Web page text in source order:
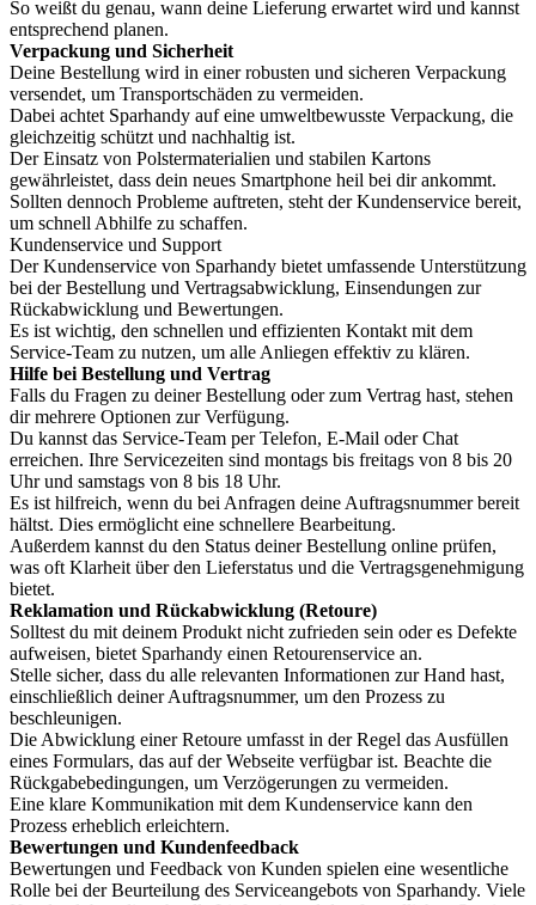
So weißt du genau, wann deine Lieferung erwartet wird und kannst
entsprechend planen.
Verpackung und Sicherheit
Deine Bestellung wird in einer robusten und sicheren Verpackung
versendet, um Transportschäden zu vermeiden.
Dabei achtet Sparhandy auf eine umweltbewusste Verpackung, die
gleichzeitig schützt und nachhaltig ist.
Der Einsatz von Polstermaterialien und stabilen Kartons
gewährleistet, dass dein neues Smartphone heil bei dir ankommt.
Sollten dennoch Probleme auftreten, steht der Kundenservice bereit,
um schnell Abhilfe zu schaffen.
Kundenservice und Support
Der Kundenservice von Sparhandy bietet umfassende Unterstützung
bei der Bestellung und Vertragsabwicklung, Einsendungen zur
Rückabwicklung und Bewertungen.
Es ist wichtig, den schnellen und effizienten Kontakt mit dem
Service-Team zu nutzen, um alle Anliegen effektiv zu klären.
Hilfe bei Bestellung und Vertrag
Falls du Fragen zu deiner Bestellung oder zum Vertrag hast, stehen
dir mehrere Optionen zur Verfügung.
Du kannst das Service-Team per Telefon, E-Mail oder Chat
erreichen. Ihre Servicezeiten sind montags bis freitags von 8 bis 20
Uhr und samstags von 8 bis 18 Uhr.
Es ist hilfreich, wenn du bei Anfragen deine Auftragsnummer bereit
hältst. Dies ermöglicht eine schnellere Bearbeitung.
Außerdem kannst du den Status deiner Bestellung online prüfen,
was oft Klarheit über den Lieferstatus und die Vertragsgenehmigung
bietet.
Reklamation und Rückabwicklung (Retoure)
Solltest du mit deinem Produkt nicht zufrieden sein oder es Defekte
aufweisen, bietet Sparhandy einen Retourenservice an.
Stelle sicher, dass du alle relevanten Informationen zur Hand hast,
einschließlich deiner Auftragsnummer, um den Prozess zu
beschleunigen.
Die Abwicklung einer Retoure umfasst in der Regel das Ausfüllen
eines Formulars, das auf der Webseite verfügbar ist. Beachte die
Rückgabebedingungen, um Verzögerungen zu vermeiden.
Eine klare Kommunikation mit dem Kundenservice kann den
Prozess erheblich erleichtern.
Bewertungen und Kundenfeedback
Bewertungen und Feedback von Kunden spielen eine wesentliche
Rolle bei der Beurteilung des Serviceangebots von Sparhandy. Viele